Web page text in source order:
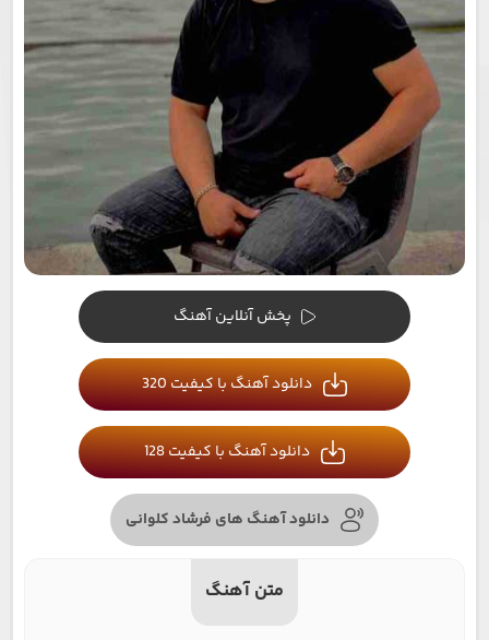
پخش آنلاین آهنگ
دانلود آهنگ با کیفیت 320
دانلود آهنگ با کیفیت 128
دانلود آهنگ های فرشاد کلوانی
متن آهنگ